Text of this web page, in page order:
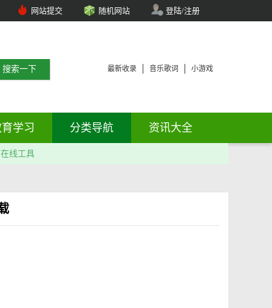
网站提交 随机网站 登陆/注册
最新收录 音乐歌词 小游戏
学习 分类导航 资讯大全
在线工具